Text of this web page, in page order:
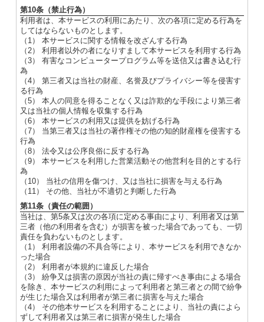
第10条（禁止行為）
利用者は、本サービスの利用にあたり、次の各項に定める行為を
してはならないものとします。
（1） 本サービスに関する情報を改ざんする行為
（2） 利用者以外の者になりすまして本サービスを利用する行為
（3） 有害なコンピュータープログラム等を送信又は書き込む行
為
（4） 第三者又は当社の財産、名誉及びプライバシー等を侵害す
る行為
（5） 本人の同意を得ることなく又は詐欺的な手段により第三者
又は当社の個人情報を収集する行為
（6） 本サービスの利用又は提供を妨げる行為
（7） 当第三者又は当社の著作権その他の知的財産権を侵害する
行為
（8） 法令又は公序良俗に反する行為
（9） 本サービスを利用した営業活動その他営利を目的とする行
為
（10） 当社の信用を傷つけ、又は当社に損害を与える行為
（11） その他、当社が不適切と判断した行為
第11条（責任の範囲）
当社は、第5条又は次の各項に定める事由により、利用者又は第
三者（他の利用者を含む）が損害を被った場合であっても、一切
責任を負わないものとします。
（1） 利用者設備の不具合等により、本サービスを利用できなか
った場合
（2） 利用者が本規約に違反した場合
（3） 紛争又は損害の原因が当社の責に帰すべき事由による場合
を除き、本サービスの利用によって利用者と第三者との間で紛争
が生じた場合又は利用者が第三者に損害を与えた場合
（4） その他本サービスを利用することにより、当社の責によら
ずして利用者又は第三者に損害が発生した場合